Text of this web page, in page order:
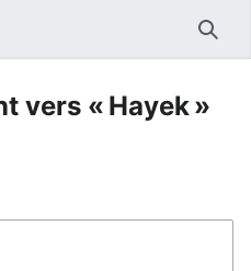
vers « Hayek »